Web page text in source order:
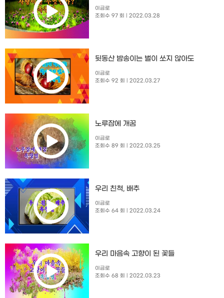
이금로
조회수 97 회
| 2022.03.28
뒷동산 밤송이는 벌이 쏘지 않아도
이금로
조회수 92 회
| 2022.03.27
노루잠에 개꿈
이금로
조회수 89 회
| 2022.03.25
우리 친척, 배추
이금로
조회수 64 회
| 2022.03.24
우리 마음속 고향이 된 꽃들
이금로
조회수 68 회
| 2022.03.23